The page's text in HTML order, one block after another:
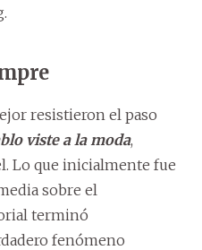
resistieron el paso
viste a la moda,
Lo que inicialmente fue
sobre el
terminó
fenómeno